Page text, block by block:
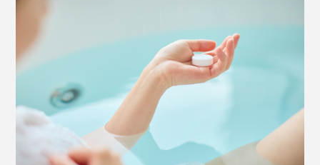
『薬用Hot Bubble PRO（ホットバブルプロ）』は、直
径3cmほどのタブレット入浴剤。お湯に入れるだけで、
おうちのお風呂が“重炭酸湯”になります。